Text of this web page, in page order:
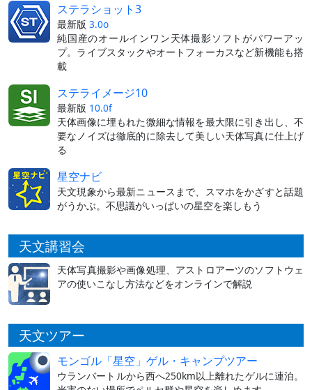
ステラショット3
最新版 3.0o
純国産のオールインワン天体撮影ソフトがパワーアッ
プ。ライブスタックやオートフォーカスなど新機能も搭
載
ステライメージ10
最新版 10.0f
天体画像に埋もれた微細な情報を最大限に引き出し、不
要なノイズは徹底的に除去して美しい天体写真に仕上げ
る
星空ナビ
天文現象から最新ニュースまで、スマホをかざすと話題
がうかぶ。不思議がいっぱいの星空を楽しもう
天文講習会
天体写真撮影や画像処理、アストロアーツのソフトウェ
アの使いこなし方法などをオンラインで解説
天文ツアー
モンゴル「星空」ゲル・キャンプツアー
ウランバートルから西へ250km以上離れたゲルに連泊。